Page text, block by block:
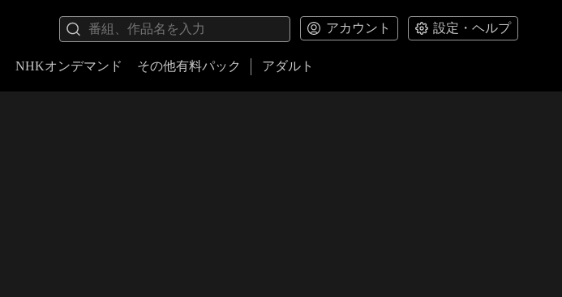
アカウント 設定・ヘルプ
NHKオンデマンド その他有料パック アダルト